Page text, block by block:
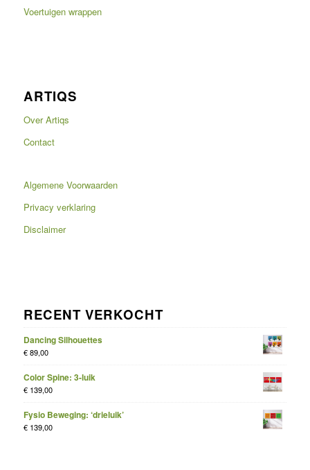
Voertuigen wrappen
ARTIQS
Over Artiqs
Contact
Algemene Voorwaarden
Privacy verklaring
Disclaimer
RECENT VERKOCHT
Dancing Silhouettes
€89,00
Color Spine: 3-luik
€139,00
Fysio Beweging: ‘drieluik’
€139,00